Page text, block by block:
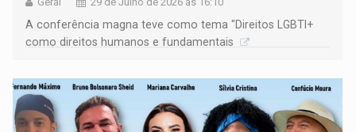
A conferência magna teve como tema "Direitos LGBTI+
como direitos humanos e fundamentais